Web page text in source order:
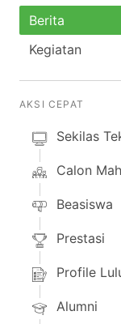
Berita
Kegiatan
AKSI CEPAT
Sekilas
Calon
Beasiswa
Prestasi
Profile
Alumni